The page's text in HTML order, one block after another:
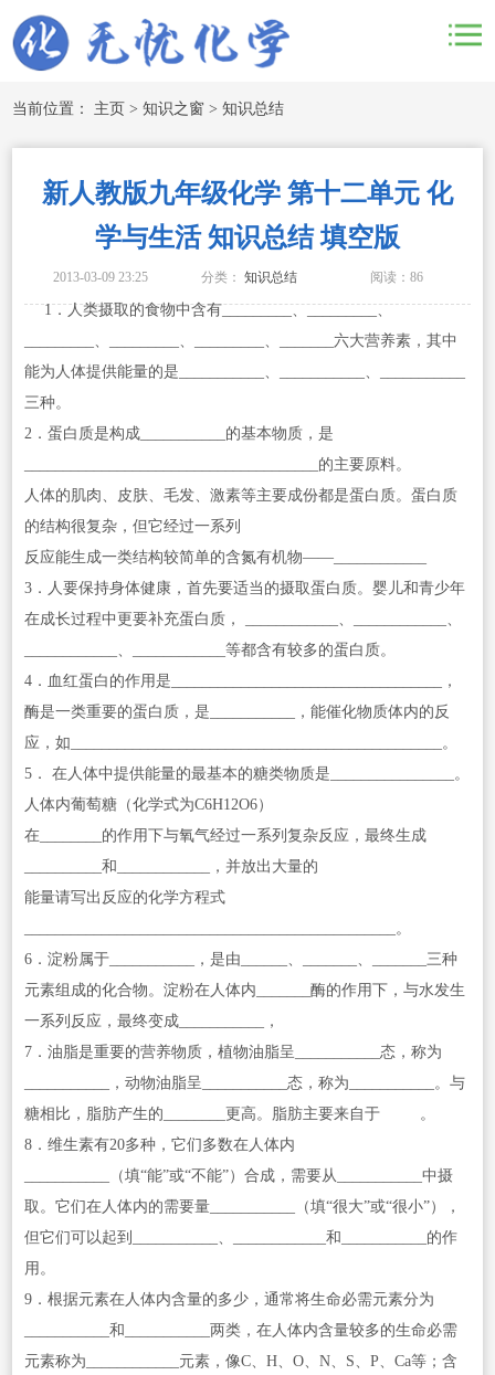
当前位置： 主页 >知识之窗 >知识总结
新人教版九年级化学 第十二单元 化
学与生活 知识总结 填空版
2013-03-09 23:25 分类：知识总结 阅读：86
1．人类摄取的食物中含有_________、_________、
_________、_________、_________、_______六大营养素，其中
能为人体提供能量的是___________、___________、___________
三种。
2．蛋白质是构成___________的基本物质，是
______________________________________的主要原料。
人体的肌肉、皮肤、毛发、激素等主要成份都是蛋白质。蛋白质
的结构很复杂，但它经过一系列
反应能生成一类结构较简单的含氮有机物——____________
3．人要保持身体健康，首先要适当的摄取蛋白质。婴儿和青少年
在成长过程中更要补充蛋白质， ____________、____________、
____________、____________等都含有较多的蛋白质。
4．血红蛋白的作用是___________________________________，
酶是一类重要的蛋白质，是___________，能催化物质体内的反
应，如________________________________________________。
5． 在人体中提供能量的最基本的糖类物质是________________。
人体内葡萄糖（化学式为C6H12O6）
在________的作用下与氧气经过一系列复杂反应，最终生成
__________和____________，并放出大量的
能量请写出反应的化学方程式
________________________________________________。
6．淀粉属于___________，是由______、_______、_______三种
元素组成的化合物。淀粉在人体内_______酶的作用下，与水发生
一系列反应，最终变成___________，
7．油脂是重要的营养物质，植物油脂呈___________态，称为
___________，动物油脂呈___________态，称为___________。与
糖相比，脂肪产生的________更高。脂肪主要来自于 。
8．维生素有20多种，它们多数在人体内
___________（填“能”或“不能”）合成，需要从___________中摄
取。它们在人体内的需要量___________（填“很大”或“很小”），
但它们可以起到___________、____________和___________的作
用。
9．根据元素在人体内含量的多少，通常将生命必需元素分为
___________和___________两类，在人体内含量较多的生命必需
元素称为____________元素，像C、H、O、N、S、P、Ca等；含